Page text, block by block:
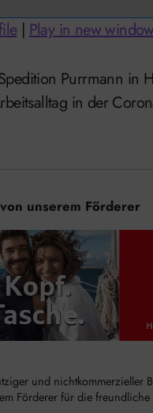
10
Seconds
Forward
30
| Play in new window
in der
unserem Förderer
und nichtkommerzieller
Förderer für die freundliche